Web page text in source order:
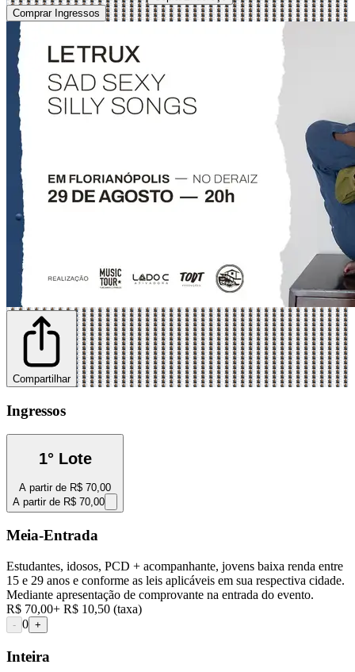
Comprar Ingressos
Compartilhar
Ingressos
1° Lote
A partir de R$ 70,00
A partir de R$ 70,00
Meia-Entrada
Estudantes, idosos, PCD + acompanhante, jovens baixa renda entre
15 e 29 anos e conforme as leis aplicáveis em sua respectiva cidade.
Mediante apresentação de comprovante na entrada do evento.
R$ 70,00+ R$ 10,50 (taxa)
- 0 +
Inteira